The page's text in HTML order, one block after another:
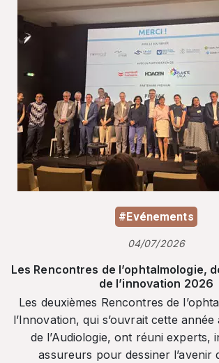
#Evénements
04/07/2026
Les Rencontres de l’ophtalmologie,
de l’innovation 2026
Les deuxièmes Rencontres de
l’Innovation, qui s’ouvrait cette
de l’Audiologie, ont réuni experts,
assureurs pour dessiner l’avenir